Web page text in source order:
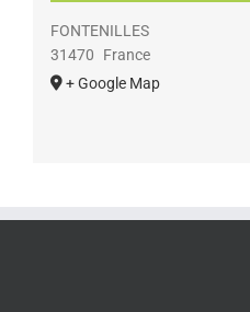
FONTENILLES
31470
France
+ Google Map